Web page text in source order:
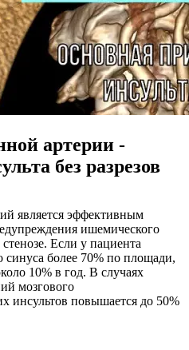
артерии -
без разрезов
является эффективным
ишемического
Если у пациента
синуса более 70% по площади,
10% в год. В случаях
мозгового
инсультов повышается до 50%